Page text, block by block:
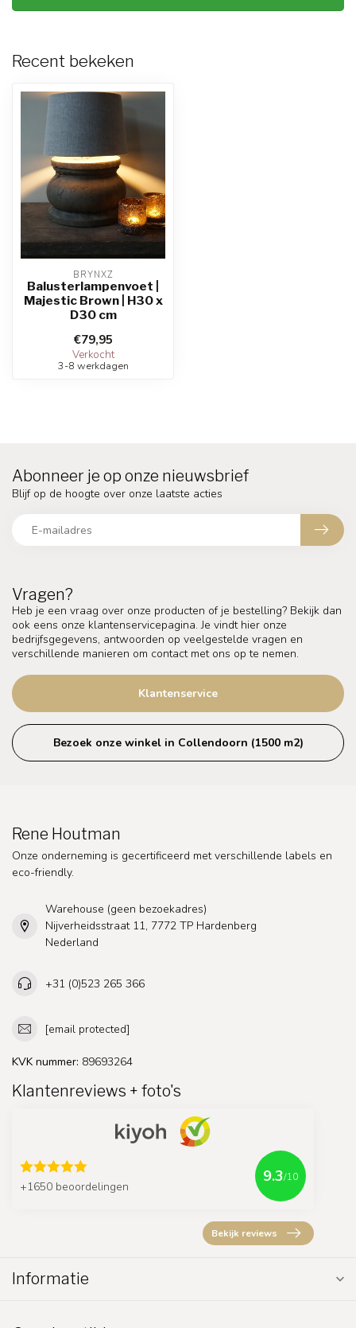
Recent bekeken
BRYNXZ
Balusterlampenvoet |
Majestic Brown | H30 x
D30 cm
€79,95
Verkocht
3-8 werkdagen
Vragen?
Heb je een vraag over onze producten of je bestelling? Bekijk dan
ook eens onze klantenservicepagina. Je vindt hier onze
bedrijfsgegevens, antwoorden op veelgestelde vragen en
verschillende manieren om contact met ons op te nemen.
Klantenservice
Bezoek onze winkel in Collendoorn (1500 m2)
Abonneer je op onze nieuwsbrief
Blijf op de hoogte over onze laatste acties
Rene Houtman
Onze onderneming is gecertificeerd met verschillende labels en
eco-friendly.
Warehouse (geen bezoekadres)
Nijverheidsstraat 11, 7772 TP Hardenberg
Nederland
+31 (0)523 265 366
[email protected]
KVK nummer: 89693264
Klantenreviews + foto's
+1650 beoordelingen
9.3/10
Bekijk reviews
Informatie